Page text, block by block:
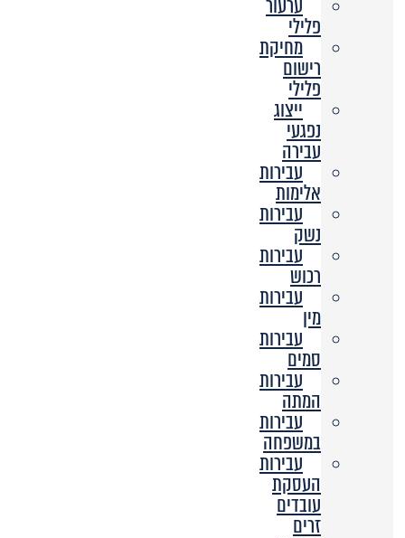
פלילי
מחיקת
רישום
פלילי
ייצוג
נפגעי
עבירה
עבירות
אלימות
עבירות
נשק
עבירות
רכוש
עבירות
מין
עבירות
סמים
עבירות
המתה
עבירות
במשפחה
עבירות
העסקת
עובדים
זרים